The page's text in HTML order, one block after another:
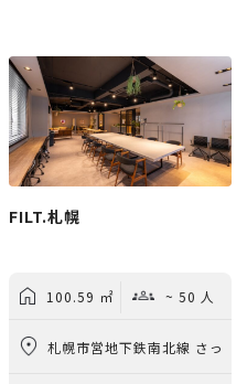
FILT.札幌
100.59 ㎡ ~ 50 人
札幌市営地下鉄南北線 さっ